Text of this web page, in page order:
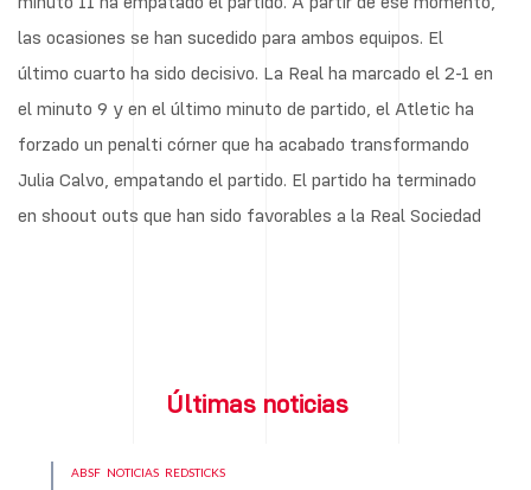
las ocasiones se han sucedido para ambos equipos. El
último cuarto ha sido decisivo. La Real ha marcado el 2-1 en
el minuto 9 y en el último minuto de partido, el Atletic ha
forzado un penalti córner que ha acabado transformando
Julia Calvo, empatando el partido. El partido ha terminado
en shoout outs que han sido favorables a la Real Sociedad
Últimas noticias
ABSF NOTICIAS REDSTICKS